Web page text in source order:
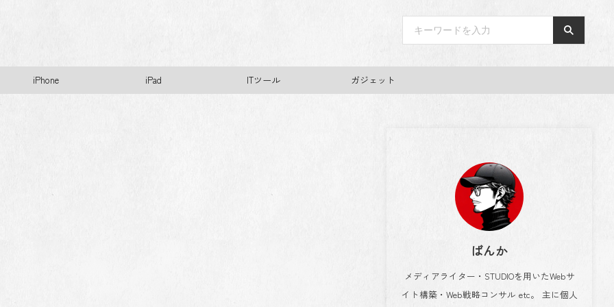
iPhone iPad ITツール ガジェット
ばんか
メディアライター・STUDIOを用いたWebサ
イト構築・Web戦略コンサル etc。 主に個人